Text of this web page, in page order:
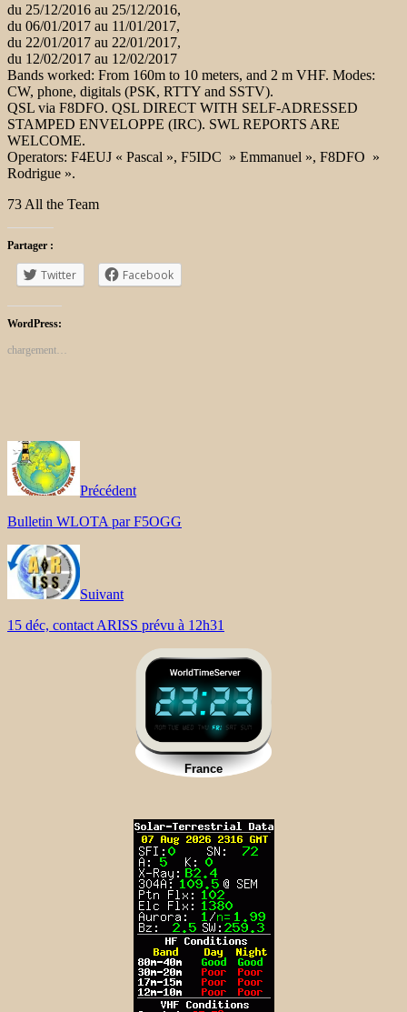
du 25/12/2016 au 25/12/2016,
du 06/01/2017 au 11/01/2017,
du 22/01/2017 au 22/01/2017,
du 12/02/2017 au 12/02/2017
Bands worked: From 160m to 10 meters, and 2 m VHF. Modes:
CW, phone, digitals (PSK, RTTY and SSTV).
QSL via F8DFO. QSL DIRECT WITH SELF-ADRESSED
STAMPED ENVELOPPE (IRC). SWL REPORTS ARE
WELCOME.
Operators: F4EUJ « Pascal », F5IDC » Emmanuel », F8DFO »
Rodrigue ».
73 All the Team
Partager :
Twitter Facebook
WordPress:
chargement…
Précédent
Bulletin WLOTA par F5OGG
Suivant
15 déc, contact ARISS prévu à 12h31